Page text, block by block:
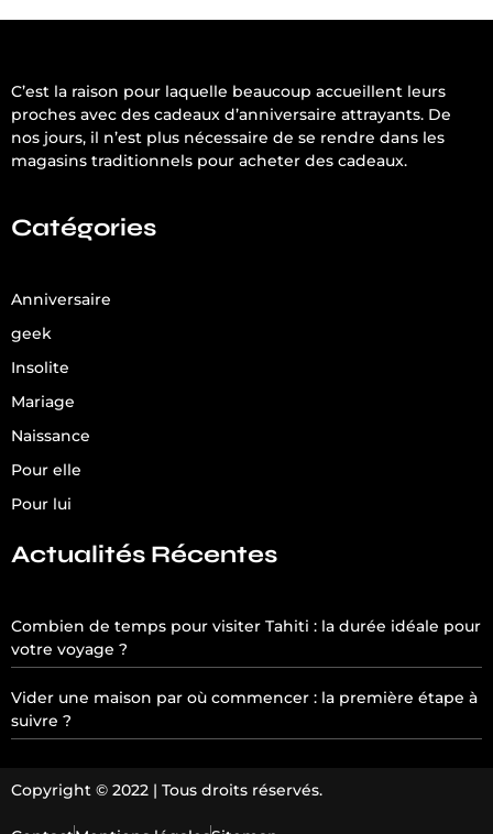
C’est la raison pour laquelle beaucoup accueillent leurs
proches avec des cadeaux d’anniversaire attrayants. De
nos jours, il n’est plus nécessaire de se rendre dans les
magasins traditionnels pour acheter des cadeaux.
Catégories
Anniversaire
geek
Insolite
Mariage
Naissance
Pour elle
Pour lui
Actualités Récentes
Combien de temps pour visiter Tahiti : la durée idéale pour
votre voyage ?
Vider une maison par où commencer : la première étape à
suivre ?
Copyright © 2022 | Tous droits réservés.